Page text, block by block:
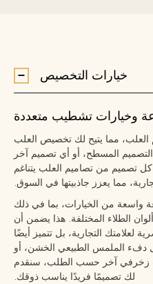
خيارات التخصيص
وخيارات تشطيب متعددة
مما يتيح لك تخصيص العلب
التصميم المسطح، أو أي تصميم آخر
كل تصميم من تصاميم العلب يتناغم
مما يعزز جاذبيتها في السوق.
واسعة من الخيارات، بما في ذلك
الطلاء المختلفة. هذا يضمن أن
لعلامتك التجارية، بل تتميز أيضًا
دفء الملمس الطبيعي الخشن، أو
زخرفي آخر حسب الطلب، سنقدم
لك تصميمًا فريدًا يناسب ذوقك.